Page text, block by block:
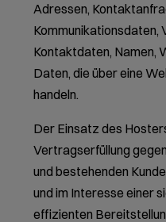
Adressen,
Kommunikationsdaten,
Kontaktdaten, Namen,
Daten, die über eine
handeln.
Der Einsatz des
Vertragserfüllung
und bestehenden
und im Interesse einer
effizienten